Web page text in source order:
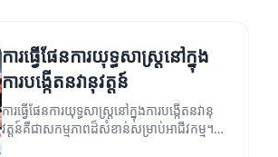
ការធ្វើផែនការយុទ្ធសាស្ត្រនៅក្នុង
ការបង្កើតនវានុវត្តន៍
ការធ្វើផែនការយុទ្ធសាស្ត្រនៅក្នុងការបង្កើតនវានុ
វត្តន៍គឺជាសកម្មភាពដ៏សំខាន់សម្រាប់អាជីវកម្ម។
អត្ថបទនេះនឹងពិភាក្សាអំពីវិធីសាស្ត្រដែលអាចជួយ